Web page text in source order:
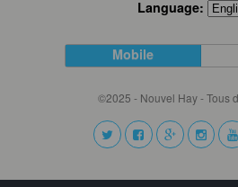
Language:
Mobile
©2025 - Nouvel Hay - Tous